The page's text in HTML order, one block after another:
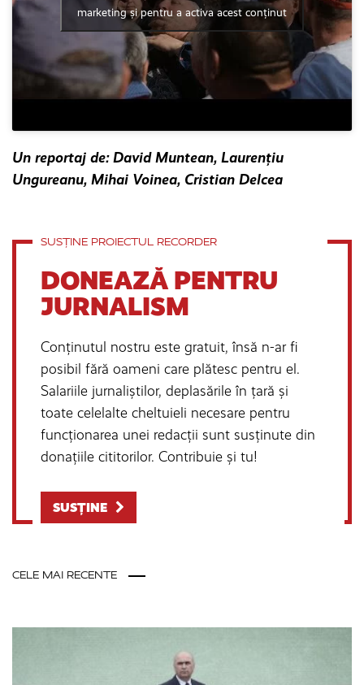
marketing și pentru a activa acest conținut
Un reportaj de: David Muntean, Laurențiu
Ungureanu, Mihai Voinea, Cristian Delcea
SUSȚINE PROIECTUL RECORDER
DONEAZĂ PENTRU
JURNALISM
Conținutul nostru este gratuit, însă n-ar fi
posibil fără oameni care plătesc pentru el.
Salariile jurnaliștilor, deplasările în țară și
toate celelalte cheltuieli necesare pentru
funcționarea unei redacții sunt susținute din
donațiile cititorilor. Contribuie și tu!
SUSȚINE
CELE MAI RECENTE